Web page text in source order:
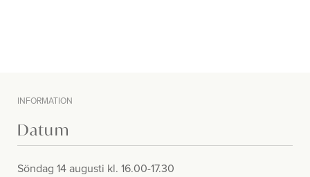
INFORMATION
Datum
Söndag 14 augusti kl. 16.00-17.30